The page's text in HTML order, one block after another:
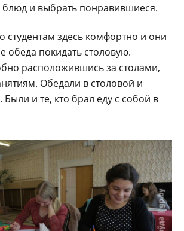
блюд и выбрать понравившиеся.
студентам здесь комфортно и они
обеда покидать столовую.
расположившись за столами,
Обедали в столовой и
Были и те, кто брал еду с собой в